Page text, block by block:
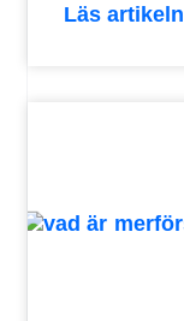
Läs artikeln